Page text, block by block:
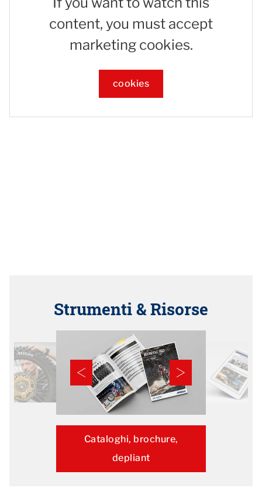
content, you must accept
marketing cookies.
cookies
Strumenti & Risorse
Cataloghi, brochure,
depliant